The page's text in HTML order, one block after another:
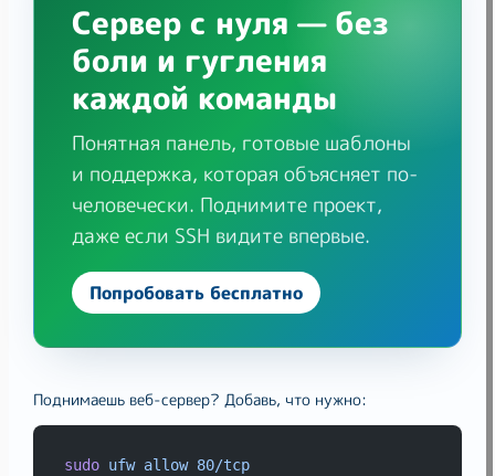
Сервер с нуля — без
боли и гугления
каждой команды
Понятная панель, готовые шаблоны
и поддержка, которая объясняет по-
человечески. Поднимите проект,
даже если SSH видите впервые.
Попробовать бесплатно
Поднимаешь веб-сервер? Добавь, что нужно:
sudo ufw allow 80/tcp